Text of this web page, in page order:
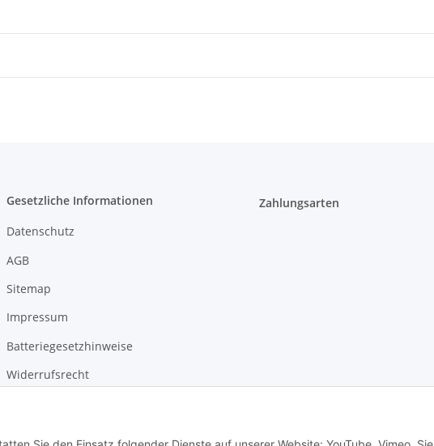
Gesetzliche Informationen
Datenschutz
AGB
Sitemap
Impressum
Batteriegesetzhinweise
Widerrufsrecht
Zahlungsarten